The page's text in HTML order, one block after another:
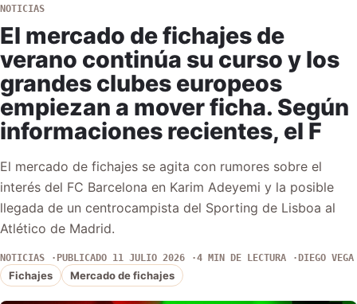
NOTICIAS
El mercado de fichajes de
verano continúa su curso y los
grandes clubes europeos
empiezan a mover ficha. Según
informaciones recientes, el F
El mercado de fichajes se agita con rumores sobre el
interés del FC Barcelona en Karim Adeyemi y la posible
llegada de un centrocampista del Sporting de Lisboa al
Atlético de Madrid.
NOTICIAS PUBLICADO 11 JULIO 2026 4 MIN DE LECTURA DIEGO VEGA
Fichajes Mercado de fichajes